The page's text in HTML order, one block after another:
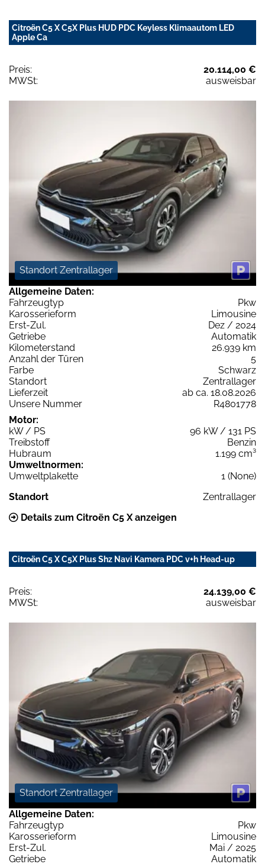
Citroën C5 X C5X Plus HUD PDC Keyless Klimaautom LED
Apple Ca
Preis:
20.114,00 €
MWSt:
ausweisbar
Standort Zentrallager
Allgemeine Daten:
Fahrzeugtyp
Pkw
Karosserieform
Limousine
Erst-Zul.
Dez / 2024
Getriebe
Automatik
Kilometerstand
26.939 km
Anzahl der Türen
5
Farbe
Schwarz
Standort
Zentrallager
Lieferzeit
ab ca. 18.08.2026
Unsere Nummer
R4801778
Motor:
kW / PS
96 kW / 131 PS
Treibstoff
Benzin
Hubraum
1.199 cm³
Umweltnormen:
Umweltplakette
1 (None)
Standort
Zentrallager
Details zum Citroën C5 X anzeigen
Citroën C5 X C5X Plus Shz Navi Kamera PDC v+h Head-up
Preis:
24.139,00 €
MWSt:
ausweisbar
Standort Zentrallager
Allgemeine Daten:
Fahrzeugtyp
Pkw
Karosserieform
Limousine
Erst-Zul.
Mai / 2025
Getriebe
Automatik